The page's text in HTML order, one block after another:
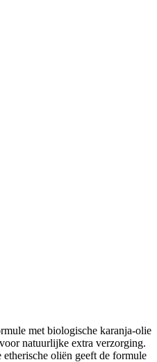
met biologische karanja-olie
natuurlijke extra verzorging.
oliën geeft de formule